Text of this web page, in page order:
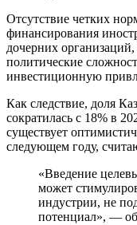
Отсутствие четких
финансирования
дочерних
политические
инвестиционную
Как следствие, доля
сократилась с 18% в
существует
следующем году,
«Введение
может
индустрии, не
потенциал», —